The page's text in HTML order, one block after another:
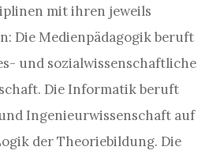
mit ihren jeweils
Die Medienpädagogik beruft
und sozialwissenschaftliche
Die Informatik beruft
Ingenieurwissenschaft auf
der Theoriebildung. Die